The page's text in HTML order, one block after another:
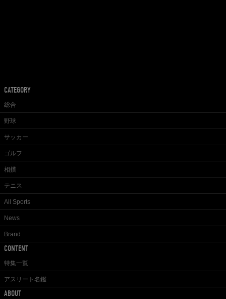
CATEGORY
総合
野球
サッカー
ゴルフ
相撲
テニス
All Sports
News
Brand
CONTENT
特集一覧
アスリート名鑑
ABOUT